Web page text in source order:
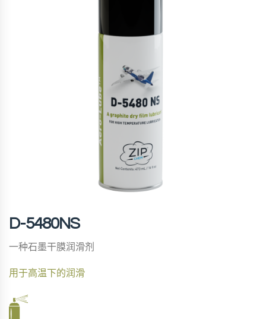
D-5480NS
一种石墨干膜润滑剂
用于高温下的润滑